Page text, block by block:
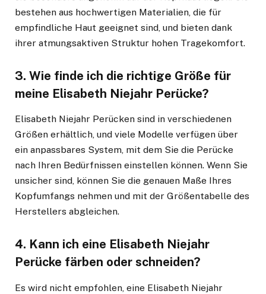
bestehen aus hochwertigen Materialien, die für
empfindliche Haut geeignet sind, und bieten dank
ihrer atmungsaktiven Struktur hohen Tragekomfort.
3. Wie finde ich die richtige Größe für
meine Elisabeth Niejahr Perücke?
Elisabeth Niejahr Perücken sind in verschiedenen
Größen erhältlich, und viele Modelle verfügen über
ein anpassbares System, mit dem Sie die Perücke
nach Ihren Bedürfnissen einstellen können. Wenn Sie
unsicher sind, können Sie die genauen Maße Ihres
Kopfumfangs nehmen und mit der Größentabelle des
Herstellers abgleichen.
4. Kann ich eine Elisabeth Niejahr
Perücke färben oder schneiden?
Es wird nicht empfohlen, eine Elisabeth Niejahr